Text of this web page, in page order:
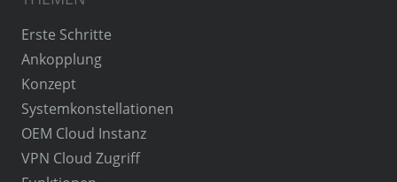
Erste Schritte
Ankopplung
Konzept
Systemkonstellationen
OEM Cloud Instanz
VPN Cloud Zugriff